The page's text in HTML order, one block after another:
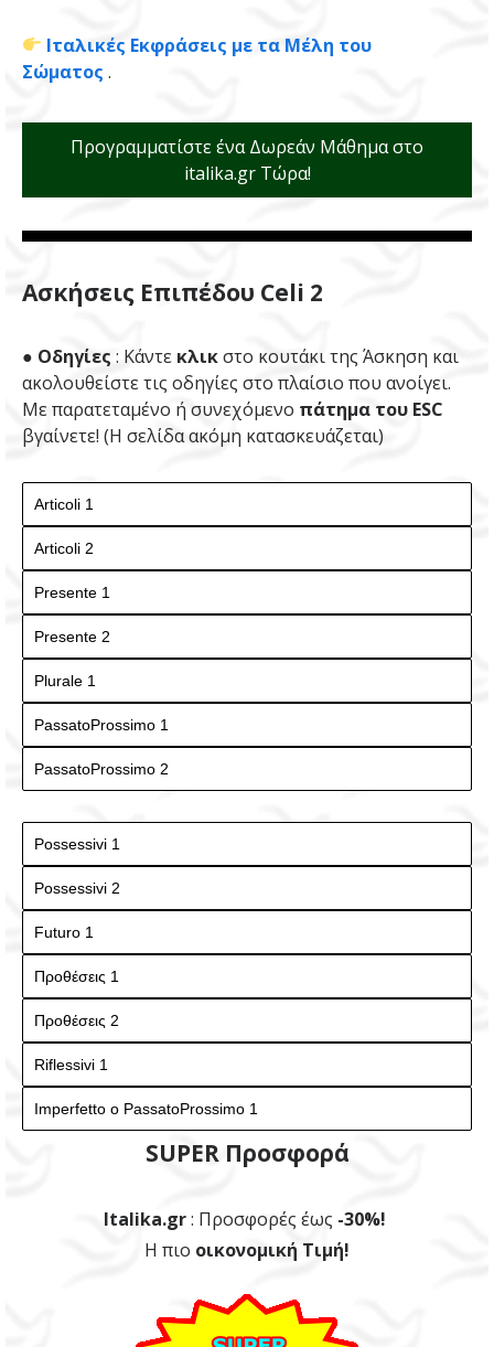
Ιταλικές Εκφράσεις με τα Μέλη του
Σώματος .
Προγραμματίστε ένα Δωρεάν Μάθημα στο
italika.gr Τώρα!
Ασκήσεις Επιπέδου Celi 2
● Οδηγίες : Κάντε κλικστο κουτάκι της Άσκηση και
ακολουθείστε τις οδηγίες στο πλαίσιο που ανοίγει.
Με παρατεταμένο ή συνεχόμενο πάτημα του ESC
βγαίνετε! (Η σελίδα ακόμη κατασκευάζεται)
SUPER Προσφορά
Italika.gr: Προσφορές έως -30%!
Η πιο οικονομική Τιμή!